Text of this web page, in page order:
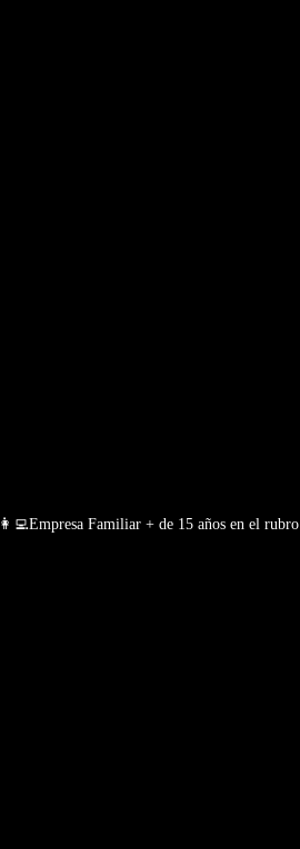
👩‍💻Empresa Familiar + de 15 años en el rubro